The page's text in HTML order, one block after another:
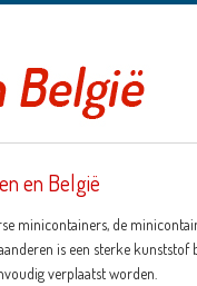
en België
minicontainers, de
is een sterke
verplaatst worden.